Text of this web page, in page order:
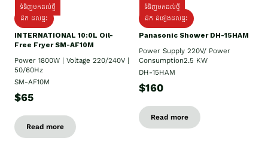
ទំនិញមកដល់ថ្មី
ដឹក ដល់ផ្ទះ
INTERNATIONAL 10:0L Oil-
Free Fryer SM-AF10M
Power 1800W | Voltage 220/240V |
50/60Hz
SM-AF10M
$65
Read more
ទំនិញមកដល់ថ្មី
ដឹក ដំឡើងដល់ផ្ទះ
Panasonic Shower DH-15HAM
Power Supply​ 220V/ Power
Consumption2.5 KW
DH-15HAM
$160
Read more